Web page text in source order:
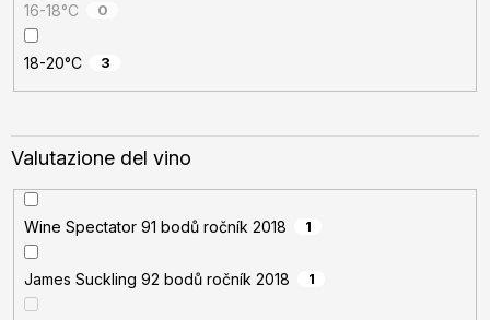
16-18°C 0
18-20°C 3
Valutazione del vino
Wine Spectator 91 bodů ročník 2018 1
James Suckling 92 bodů ročník 2018 1